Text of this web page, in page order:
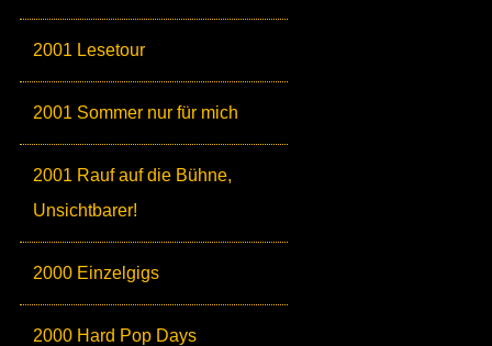
2001 Lesetour
2001 Sommer nur für mich
2001 Rauf auf die Bühne,
Unsichtbarer!
2000 Einzelgigs
2000 Hard Pop Days